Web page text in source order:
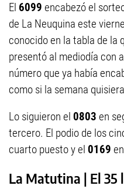
El 6099 encabezó el
de La Neuquina este
conocido en la tabla de la
presentó al mediodía con
número que ya había
como si la semana
Lo siguieron el 0803 en
tercero. El podio de los
cuarto puesto y el 0169
La Matutina | El 35